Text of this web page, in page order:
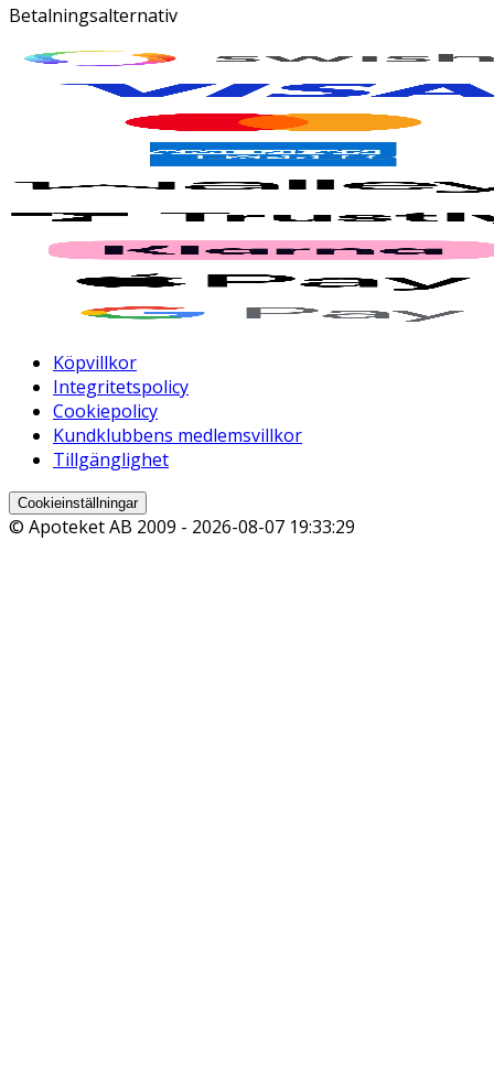
Betalningsalternativ
Köpvillkor
Integritetspolicy
Cookiepolicy
Kundklubbens medlemsvillkor
Tillgänglighet
Cookieinställningar
© Apoteket AB 2009 - 2026-08-07 19:33:29